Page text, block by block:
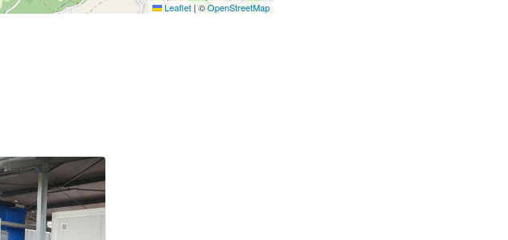
Leaflet |©OpenStreetMap